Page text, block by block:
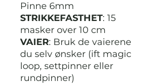
Pinne 6mm
STRIKKEFASTHET: 15
masker over 10 cm
VAIER: Bruk de vaierene
du selv ønsker (ift magic
loop, settpinner eller
rundpinner)